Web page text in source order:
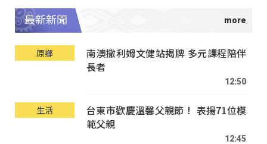
最新新聞
原鄉
南澳撒利姆文健站揭牌 多元課程陪伴
長者
12:50
生活
台東市歡慶溫馨父親節！ 表揚71位模
範父親
12:45